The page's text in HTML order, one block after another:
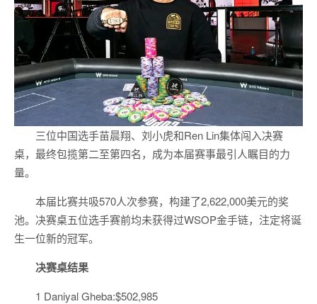
三位中国选手苗晨翔、刘小虎和Ren Lin集体闯入决赛
桌，最终包揽第二至第四名，成为本届赛事最引人瞩目的力
量。
本届比赛共吸570人次参赛，构建了2,622,000美元的奖
池。决赛桌五位选手赛前均未获得过WSOP金手链，注定将诞
生一位新的冠军。
决赛桌结果
1 Daniyal Gheba:$502,985